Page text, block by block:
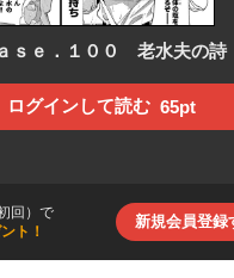
ｓｅ．１００ 老水夫の詩
ログインして読む 65pt
回）で
ト！
新規会員登録